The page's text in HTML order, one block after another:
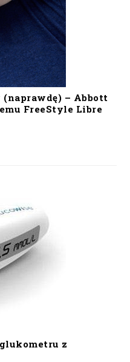
– Abbott
FreeStyle Libre
z